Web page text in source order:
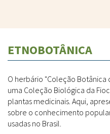
ETNOBOTÂNICA
O herbário "Coleção Botânica
uma Coleção Biológica da
plantas medicinais. Aqui,
sobre o conhecimento
usadas no Brasil.